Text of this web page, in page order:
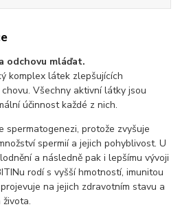
odchovu mláďat.
komplex látek zlepšujících
Všechny aktivní látky jsou
účinnost každé z nich.
spermatogenezi, protože zvyšuje
spermií a jejich pohyblivost. U
a následně pak i lepšímu vývoji
rodí s vyšší hmotností, imunitou
na jejich zdravotním stavu a